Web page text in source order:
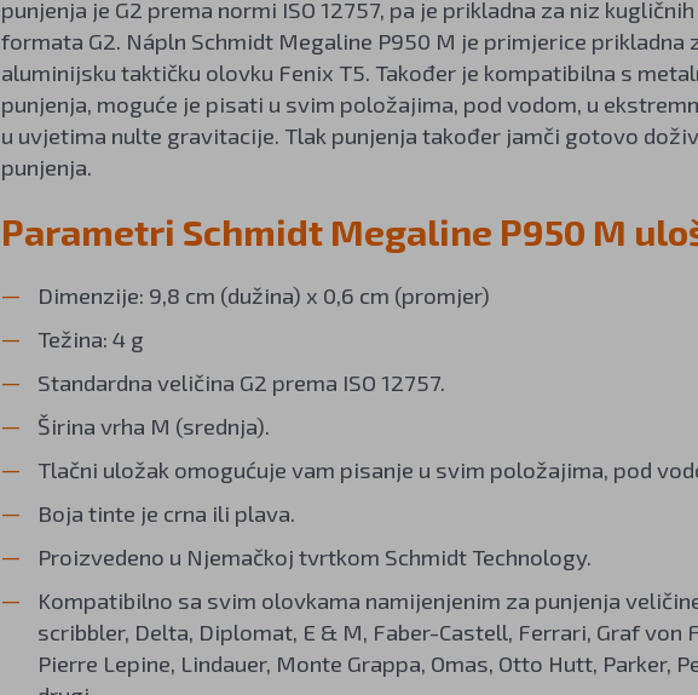
punjenja je G2 prema normi ISO 12757, pa je prikladna za niz
formata G2. Nápln Schmidt Megaline P950 M je primjerice
aluminijsku taktičku olovku Fenix T5. Također je kompatibilna s
punjenja, moguće je pisati u svim položajima, pod vodom, u
u uvjetima nulte gravitacije. Tlak punjenja također jamči gotovo
punjenja.
Parametri Schmidt Megaline P950 M
Dimenzije: 9,8 cm (dužina) x 0,6 cm (promjer)
Težina: 4 g
Standardna veličina G2 prema ISO 12757.
Širina vrha M (srednja).
Tlačni uložak omogućuje vam pisanje u svim položajima, pod
Boja tinte je crna ili plava.
Proizvedeno u Njemačkoj tvrtkom Schmidt Technology.
Kompatibilno sa svim olovkama namijenjenim za punjenja
scribbler, Delta, Diplomat, E & M, Faber-Castell, Ferrari, Graf von
Pierre Lepine, Lindauer, Monte Grappa, Omas, Otto Hutt, Parker,